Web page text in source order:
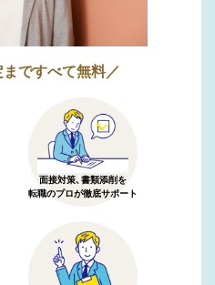
ですべて無料／
面接対策、書類添削を
転職のプロが徹底サポート